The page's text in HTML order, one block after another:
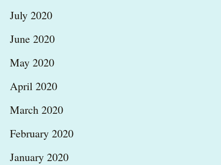
July 2020
June 2020
May 2020
April 2020
March 2020
February 2020
January 2020